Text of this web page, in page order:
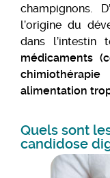
champignons.
l’origine du
dans l’intestin
médicaments
alimentation
Quels sont
candidose